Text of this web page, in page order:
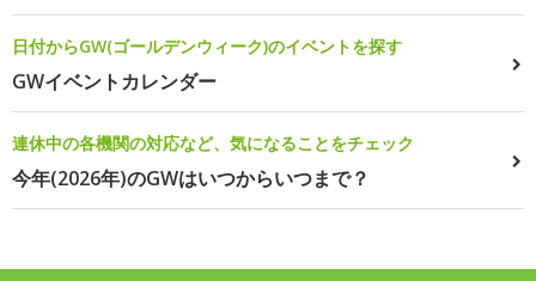
日付からGW(ゴールデンウィーク)のイベントを探す
GWイベントカレンダー
連休中の各機関の対応など、気になることをチェック
今年(2026年)のGWはいつからいつまで？